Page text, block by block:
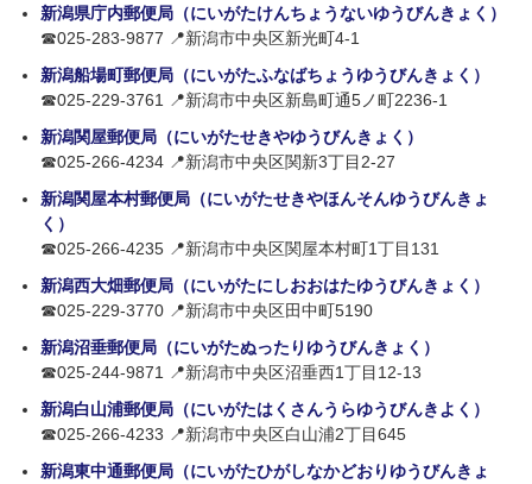
新潟県庁内郵便局（にいがたけんちょうないゆうびんきょく）
☎025-283-9877 📍新潟市中央区新光町4-1
新潟船場町郵便局（にいがたふなばちょうゆうびんきょく）
☎025-229-3761 📍新潟市中央区新島町通5ノ町2236-1
新潟関屋郵便局（にいがたせきやゆうびんきょく）
☎025-266-4234 📍新潟市中央区関新3丁目2-27
新潟関屋本村郵便局（にいがたせきやほんそんゆうびんきょ
く）
☎025-266-4235 📍新潟市中央区関屋本村町1丁目131
新潟西大畑郵便局（にいがたにしおおはたゆうびんきょく）
☎025-229-3770 📍新潟市中央区田中町5190
新潟沼垂郵便局（にいがたぬったりゆうびんきょく）
☎025-244-9871 📍新潟市中央区沼垂西1丁目12-13
新潟白山浦郵便局（にいがたはくさんうらゆうびんきよく）
☎025-266-4233 📍新潟市中央区白山浦2丁目645
新潟東中通郵便局（にいがたひがしなかどおりゆうびんきょ